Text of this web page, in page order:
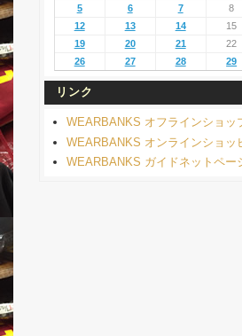
5
6 7 8
12
13 14 15
19
20 21 22
26
27 28 29
リンク
WEARBANKS オフラインショッ
WEARBANKS オンラインショッ
WEARBANKS ガイドネットペー